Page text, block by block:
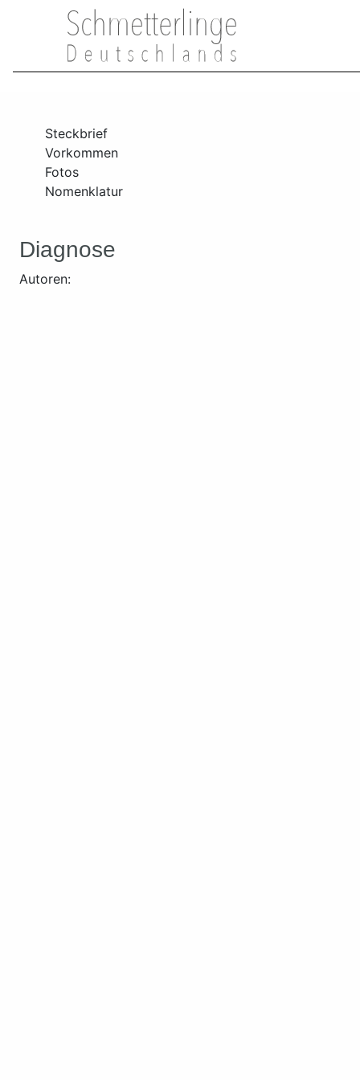
Steckbrief
Vorkommen
Fotos
Nomenklatur
Diagnose
Autoren: